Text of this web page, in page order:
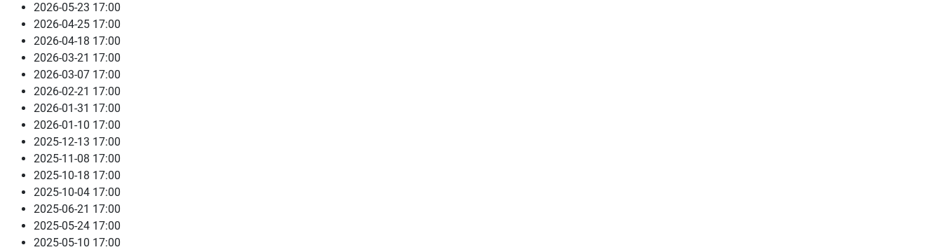
2026-05-23 17:00
2026-04-25 17:00
2026-04-18 17:00
2026-03-21 17:00
2026-03-07 17:00
2026-02-21 17:00
2026-01-31 17:00
2026-01-10 17:00
2025-12-13 17:00
2025-11-08 17:00
2025-10-18 17:00
2025-10-04 17:00
2025-06-21 17:00
2025-05-24 17:00
2025-05-10 17:00